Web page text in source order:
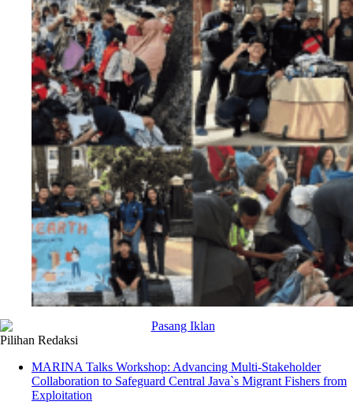
Pilihan Redaksi
MARINA Talks Workshop: Advancing Multi-Stakeholder
Collaboration to Safeguard Central Java`s Migrant Fishers from
Exploitation